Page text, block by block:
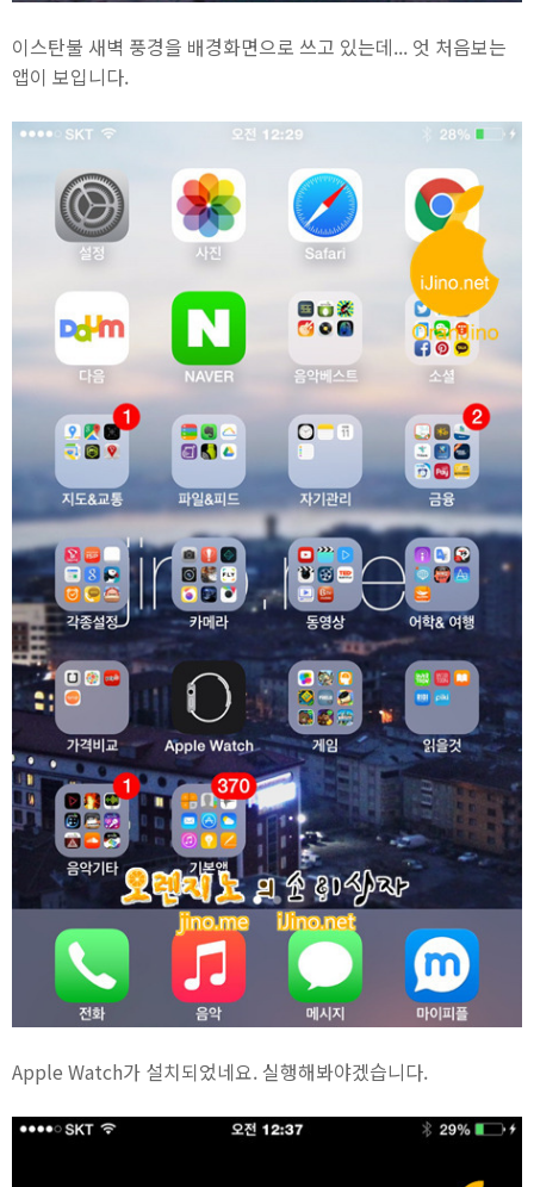
이스탄불 새벽 풍경을 배경화면으로 쓰고 있는데... 엇 처음보는
앱이 보입니다.
Apple Watch가 설치되었네요. 실행해봐야겠습니다.